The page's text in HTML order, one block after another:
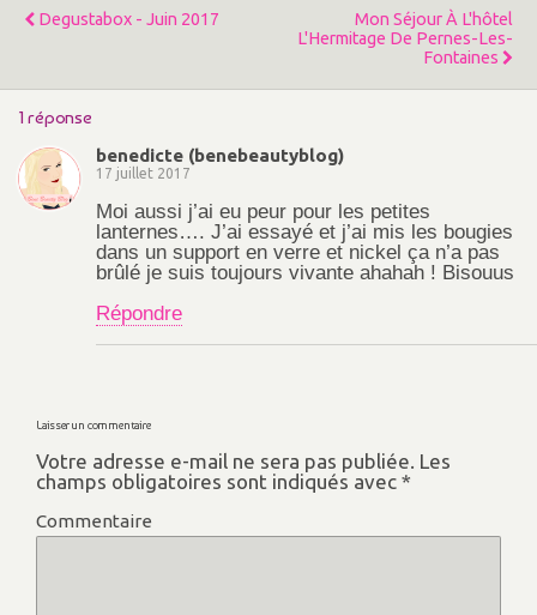
Degustabox - Juin 2017
Mon Séjour À L'hôtel
L'Hermitage De Pernes-Les-
Fontaines
1 réponse
benedicte (benebeautyblog)
17 juillet 2017
Moi aussi j’ai eu peur pour les petites
lanternes…. J’ai essayé et j’ai mis les bougies
dans un support en verre et nickel ça n’a pas
brûlé je suis toujours vivante ahahah ! Bisouus
Répondre
Laisser un commentaire
Votre adresse e-mail ne sera pas publiée. Les
champs obligatoires sont indiqués avec *
Commentaire